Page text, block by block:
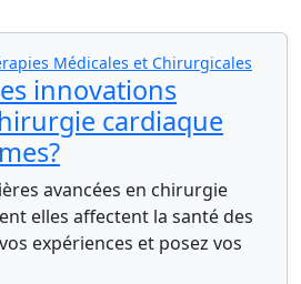
Médicales et Chirurgicales
innovations
cardiaque
avancées en chirurgie
elles affectent la santé des
expériences et posez vos